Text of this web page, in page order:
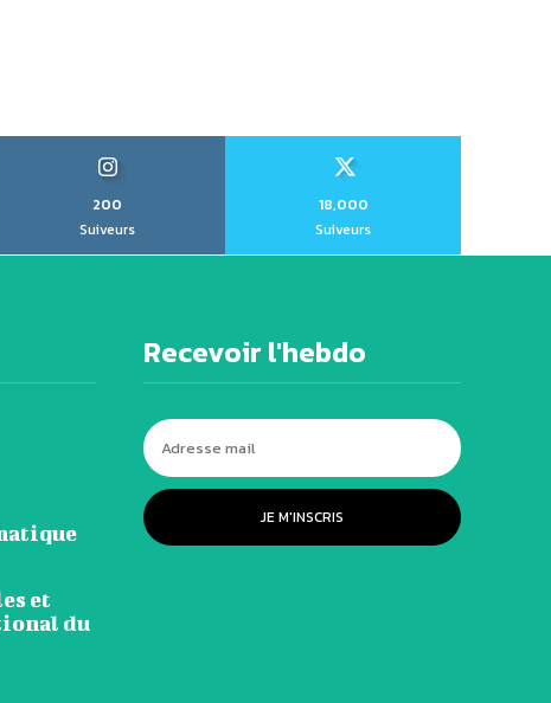
200
Suiveurs
18,000
Suiveurs
et
du
Recevoir l'hebdo
JE M'INSCRIS